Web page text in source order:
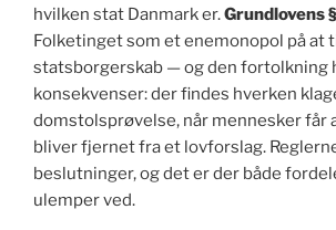
hvilken stat Danmark er.Grundlovens
Folketinget som et enemonopol på at
statsborgerskab — og den fortolkning
konsekvenser: der findes hverken
domstolsprøvelse, når mennesker får
bliver fjernet fra et lovforslag.
beslutninger, og det er der både
ulemper ved.